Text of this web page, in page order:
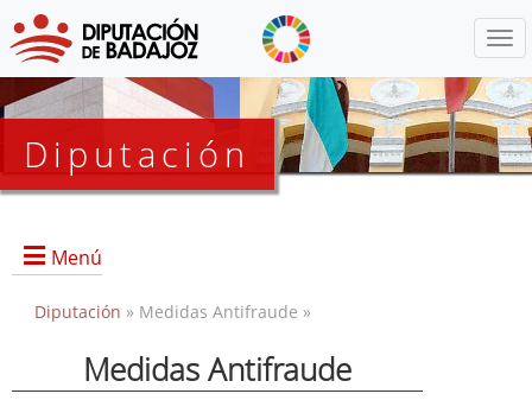
Diputación
Menú
Medidas Antifraude
Diputación » Medidas Antifraude »
Medidas Antifraude